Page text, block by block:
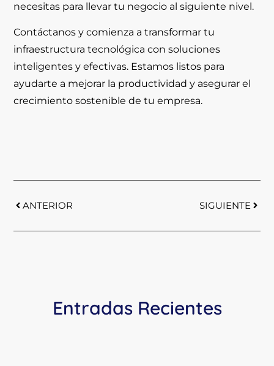
necesitas para llevar tu negocio al siguiente nivel.
Contáctanos y comienza a transformar tu
infraestructura tecnológica con soluciones
inteligentes y efectivas. Estamos listos para
ayudarte a mejorar la productividad y asegurar el
crecimiento sostenible de tu empresa.
ANTERIOR SIGUIENTE
Entradas Recientes